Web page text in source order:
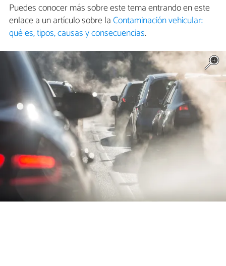
Puedes conocer más sobre este tema entrando en este
enlace a un artículo sobre laContaminación vehicular:
qué es, tipos, causas y consecuencias.